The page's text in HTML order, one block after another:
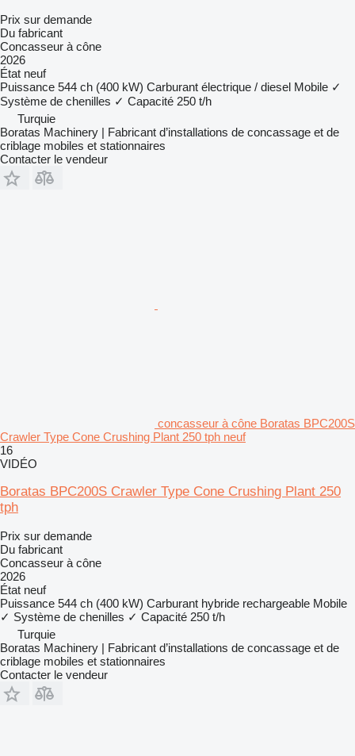
Prix sur demande
Du fabricant
Concasseur à cône
2026
État neuf
Puissance 544 ch (400 kW) Carburant électrique / diesel Mobile ✓
Système de chenilles ✓ Capacité 250 t/h
Turquie
Boratas Machinery | Fabricant d’installations de concassage et de
criblage mobiles et stationnaires
Contacter le vendeur
concasseur à cône Boratas BPC200S
Crawler Type Cone Crushing Plant 250 tph neuf
16
VIDÉO
Boratas BPC200S Crawler Type Cone Crushing Plant 250
tph
Prix sur demande
Du fabricant
Concasseur à cône
2026
État neuf
Puissance 544 ch (400 kW) Carburant hybride rechargeable Mobile
✓ Système de chenilles ✓ Capacité 250 t/h
Turquie
Boratas Machinery | Fabricant d’installations de concassage et de
criblage mobiles et stationnaires
Contacter le vendeur